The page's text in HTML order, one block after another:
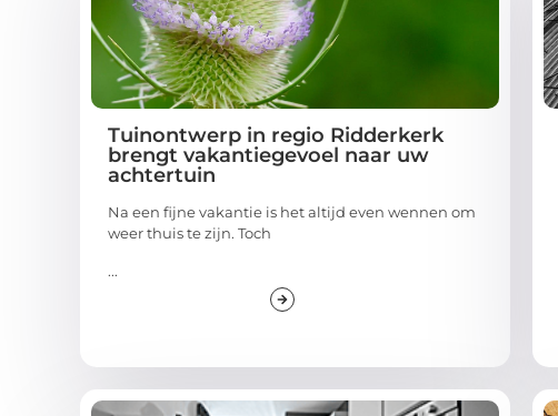
Tuinontwerp in regio Ridderkerk
brengt vakantiegevoel naar uw
achtertuin
Na een fijne vakantie is het altijd even wennen om
weer thuis te zijn. Toch
...